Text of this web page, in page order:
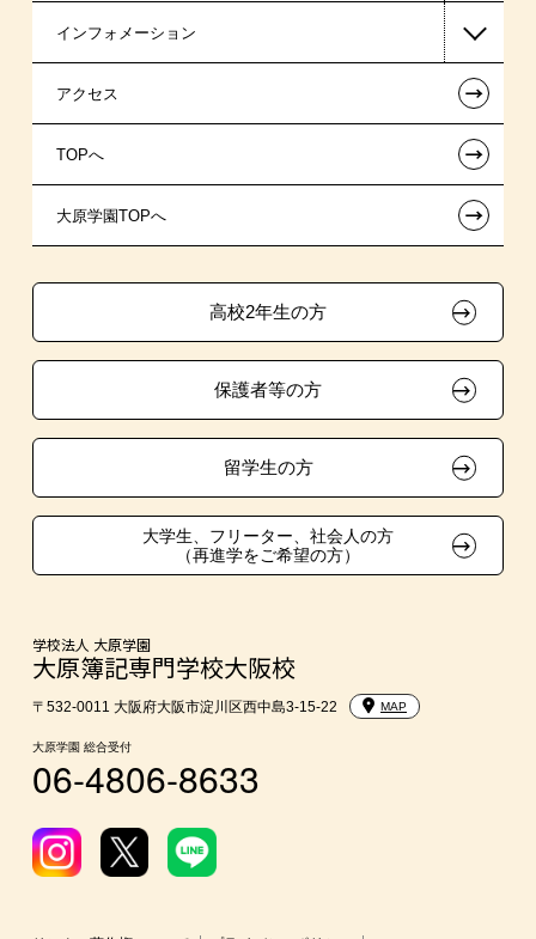
日本政策金融公庫（国の教育ローン）
提携教育ローン
新聞奨学生
試験による特待生制度
クラブ特待生制度
吹奏楽部による特待生制度
AO入学制度
指定校推薦入学
特別推薦入学
推薦入学
生徒会活動推薦入学
自己推薦入学
東京経営大学への3年次編入学
大学・短大・公務員併願制度
2ヵ月簿記1級チャレンジクラス制度
在校生からあなたへ
夢を叶えた先輩たち
施設・研修所
学生寮・マンションのご案内
大原学園グループ案内
インフォメーション
お知らせ・新着情報
在校生へのお知らせ
各種証明書の発行ご希望の方
採用ご担当の方
アクセス ←
TOPへ ←
大原学園TOPへ ←
高校2年生の方
保護者等の方
留学生の方
大学生、フリーター、社会人の方
（再進学をご希望の方）
学校法人 大原学園
大原簿記専門学校大阪校
〒532-0011 大阪府大阪市淀川区西中島3-15-22 MAP
大原学園 総合受付
06-4806-8633